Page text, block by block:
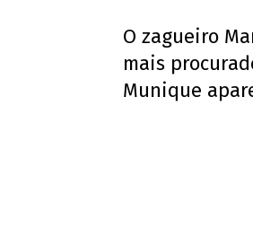
O zagueiro
mais
Munique